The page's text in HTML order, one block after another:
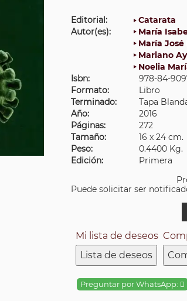
Editorial:
Catarata
Autor(es):
María
María
Mariano
Noelia
Isbn:
978-84-
Formato:
Libro
Terminado:
Tapa
Año:
2016
Páginas:
272
Tamaño:
16 x 24 cm.
Peso:
0.4400 Kg.
Edición:
Primera
Puede solicitar ser
Mi lista de deseos
Lista de deseos
Preguntar por WhatsApp: